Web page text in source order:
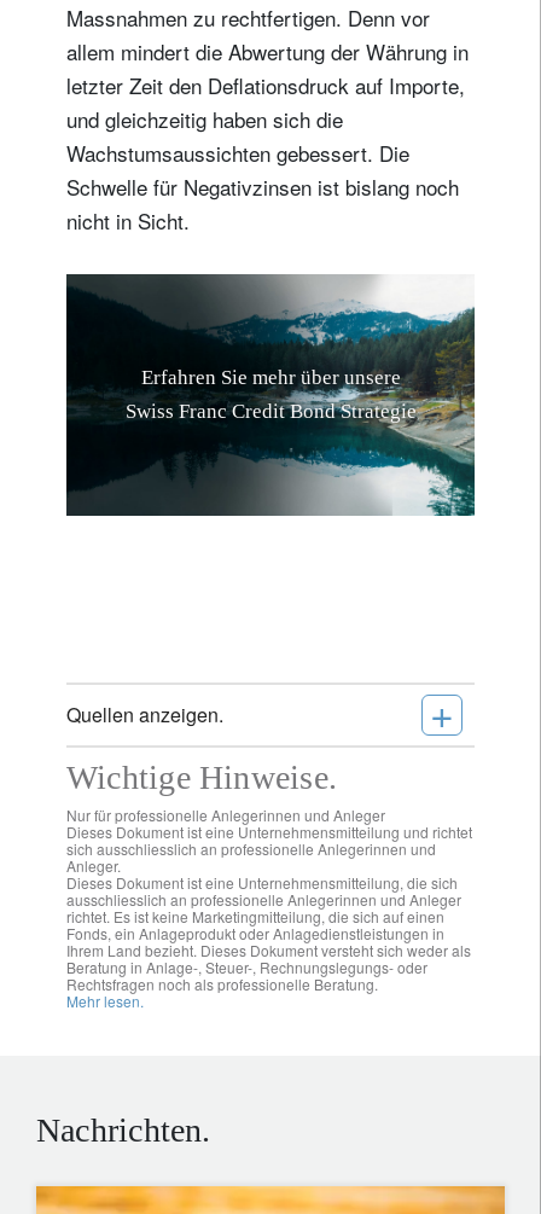
Massnahmen zu rechtfertigen. Denn vor
allem mindert die Abwertung der Währung in
letzter Zeit den Deflationsdruck auf Importe,
und gleichzeitig haben sich die
Wachstumsaussichten gebessert. Die
Schwelle für Negativzinsen ist bislang noch
nicht in Sicht.
Erfahren Sie mehr über unsere
Swiss Franc Credit Bond Strategie
Quellen anzeigen. +
Wichtige Hinweise.
Nur für professionelle Anlegerinnen und Anleger
Dieses Dokument ist eine Unternehmensmitteilung und richtet
sich ausschliesslich an professionelle Anlegerinnen und
Anleger.
Dieses Dokument ist eine Unternehmensmitteilung, die sich
ausschliesslich an professionelle Anlegerinnen und Anleger
richtet. Es ist keine Marketingmitteilung, die sich auf einen
Fonds, ein Anlageprodukt oder Anlagedienstleistungen in
Ihrem Land bezieht. Dieses Dokument versteht sich weder als
Beratung in Anlage-, Steuer-, Rechnungslegungs- oder
Rechtsfragen noch als professionelle Beratung.
Mehr lesen.
Nachrichten.